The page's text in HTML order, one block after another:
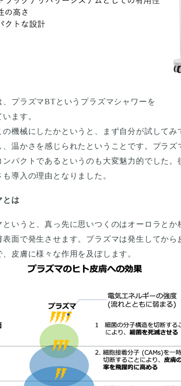
、プラズマBTというプラズマシャワーを
ます。
の機械にしたかというと、まず自分が試して
、温かさを感じられたということです。プラ
ンパクトであるというのも大変魅力的でした
も導入の理由となりました。
とは
というと、真っ先に思いつくのはオーロラと
表面で発生させます。プラズマは発生してか
、皮膚に様々な作用を及ぼします。